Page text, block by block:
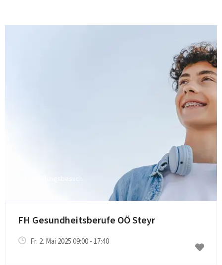
Einrichtungsbesuch
FH Gesundheitsberufe OÖ Steyr
Fr. 2. Mai 2025 09:00 - 17:40